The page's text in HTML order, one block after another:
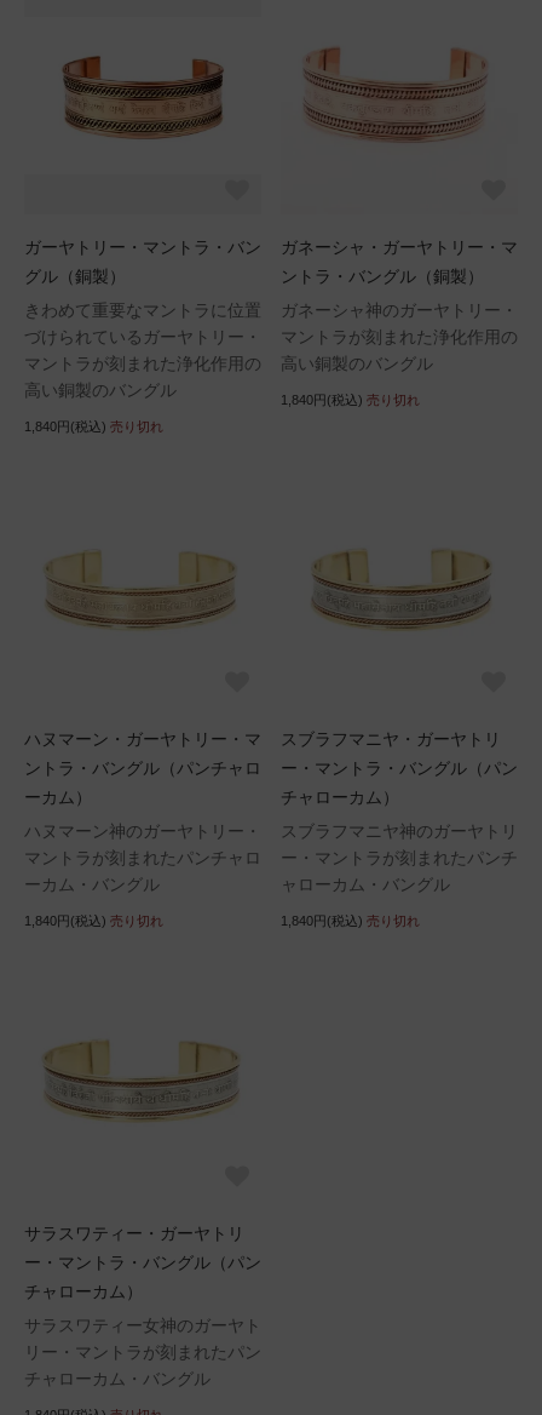
ガーヤトリー・マントラ・バン
グル（銅製）
きわめて重要なマントラに位置
づけられているガーヤトリー・
マントラが刻まれた浄化作用の
高い銅製のバングル
1,840円(税込) 売り切れ
ガネーシャ・ガーヤトリー・マ
ントラ・バングル（銅製）
ガネーシャ神のガーヤトリー・
マントラが刻まれた浄化作用の
高い銅製のバングル
1,840円(税込) 売り切れ
ハヌマーン・ガーヤトリー・マ
ントラ・バングル（パンチャロ
ーカム）
ハヌマーン神のガーヤトリー・
マントラが刻まれたパンチャロ
ーカム・バングル
1,840円(税込) 売り切れ
スブラフマニヤ・ガーヤトリ
ー・マントラ・バングル（パン
チャローカム）
スブラフマニヤ神のガーヤトリ
ー・マントラが刻まれたパンチ
ャローカム・バングル
1,840円(税込) 売り切れ
サラスワティー・ガーヤトリ
ー・マントラ・バングル（パン
チャローカム）
サラスワティー女神のガーヤト
リー・マントラが刻まれたパン
チャローカム・バングル